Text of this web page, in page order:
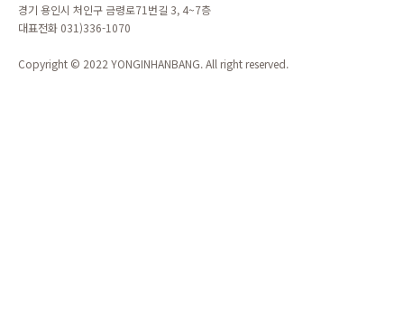
경기 용인시 처인구 금령로71번길 3, 4~7층
대표전화 031)336-1070
Copyright © 2022 YONGINHANBANG. All right reserved.